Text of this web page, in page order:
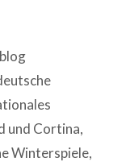
und Cortina,
Winterspiele,